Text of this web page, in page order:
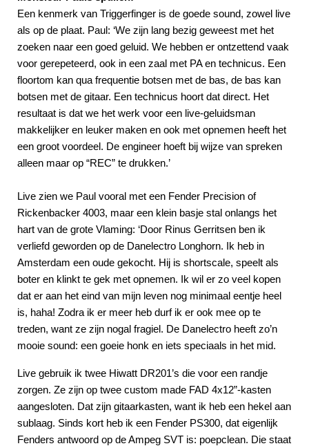
Een kenmerk van Triggerfinger is de goede sound, zowel live
als op de plaat. Paul: ‘We zijn lang bezig geweest met het
zoeken naar een goed geluid. We hebben er ontzettend vaak
voor gerepeteerd, ook in een zaal met PA en technicus. Een
floortom kan qua frequentie botsen met de bas, de bas kan
botsen met de gitaar. Een technicus hoort dat direct. Het
resultaat is dat we het werk voor een live-geluidsman
makkelijker en leuker maken en ook met opnemen heeft het
een groot voordeel. De engineer hoeft bij wijze van spreken
alleen maar op “REC” te drukken.’
Live zien we Paul vooral met een Fender Precision of
Rickenbacker 4003, maar een klein basje stal onlangs het
hart van de grote Vlaming: ‘Door Rinus Gerritsen ben ik
verliefd geworden op de Danelectro Longhorn. Ik heb in
Amsterdam een oude gekocht. Hij is shortscale, speelt als
boter en klinkt te gek met opnemen. Ik wil er zo veel kopen
dat er aan het eind van mijn leven nog minimaal eentje heel
is, haha! Zodra ik er meer heb durf ik er ook mee op te
treden, want ze zijn nogal fragiel. De Danelectro heeft zo’n
mooie sound: een goeie honk en iets speciaals in het mid.
Live gebruik ik twee Hiwatt DR201’s die voor een randje
zorgen. Ze zijn op twee custom made FAD 4x12”-kasten
aangesloten. Dat zijn gitaarkasten, want ik heb een hekel aan
sublaag. Sinds kort heb ik een Fender PS300, dat eigenlijk
Fenders antwoord op de Ampeg SVT is: poepclean. Die staat